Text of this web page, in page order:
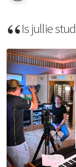
Is jullie